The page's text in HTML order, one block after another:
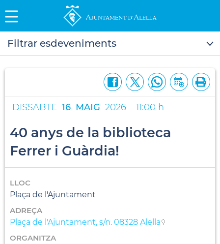
Filtrar esdeveniments
DISSABTE 16 MAIG 2026 11:00 h
40 anys de la biblioteca
Ferrer i Guàrdia!
LLOC
Plaça de l'Ajuntament
ADREÇA
Plaça de l'Ajuntament, s/n. 08328 Alella
ORGANITZA